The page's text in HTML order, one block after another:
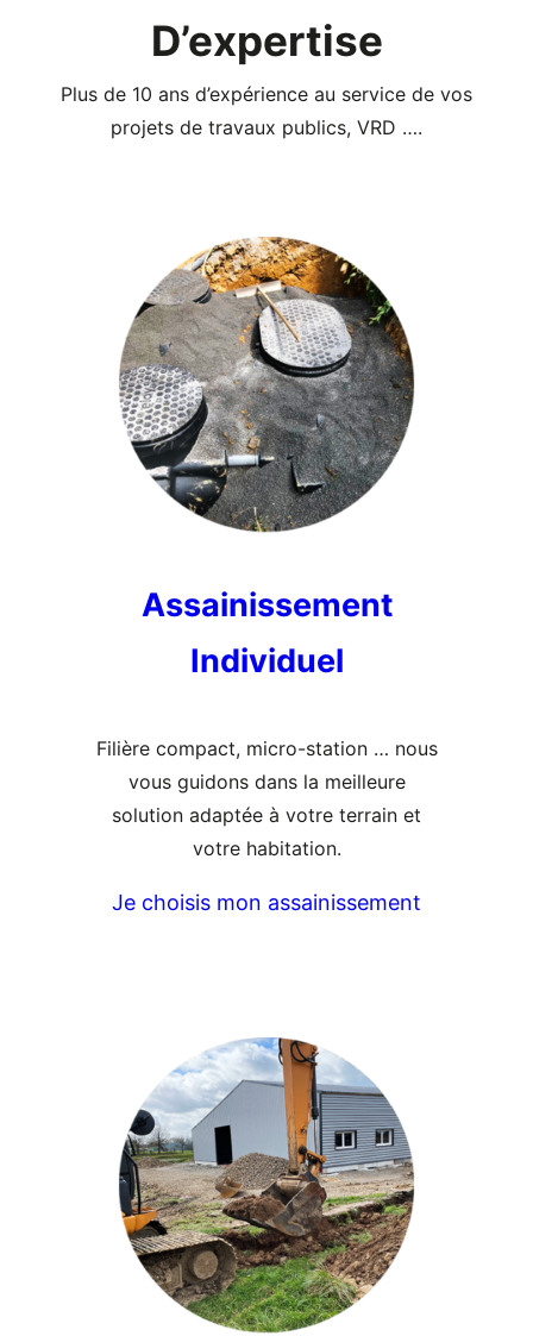
D’expertise
Plus de 10 ans d’expérience au service de vos
projets de travaux publics, VRD ….
Assainissement
Individuel
Filière compact, micro-station … nous
vous guidons dans la meilleure
solution adaptée à votre terrain et
votre habitation.
Je choisis mon assainissement